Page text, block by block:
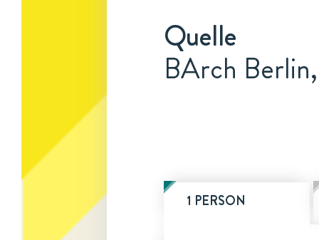
Quelle
BArch
1 PERSON